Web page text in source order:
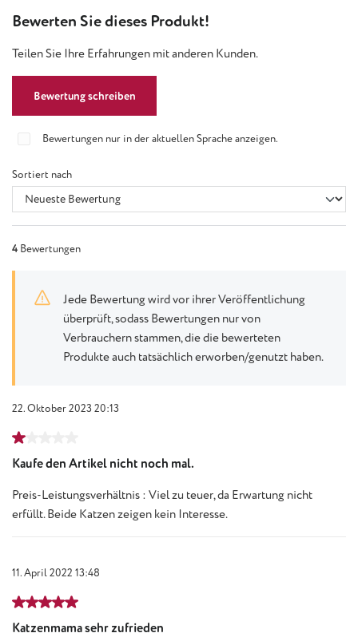
Bewerten Sie dieses Produkt!
Teilen Sie Ihre Erfahrungen mit anderen Kunden.
Bewertung schreiben
Bewertungen nur in der aktuellen Sprache anzeigen.
Sortiert nach
4 Bewertungen
Jede Bewertung wird vor ihrer Veröffentlichung
überprüft, sodass Bewertungen nur von
Verbrauchern stammen, die die bewerteten
Produkte auch tatsächlich erworben/genutzt haben.
22. Oktober 2023 20:13
Bewertung mit 1 von 5 Sternen
Kaufe den Artikel nicht noch mal.
Preis-Leistungsverhältnis : Viel zu teuer, da Erwartung nicht
erfüllt. Beide Katzen zeigen kein Interesse.
11. April 2022 13:48
Bewertung mit 5 von 5 Sternen
Katzenmama sehr zufrieden